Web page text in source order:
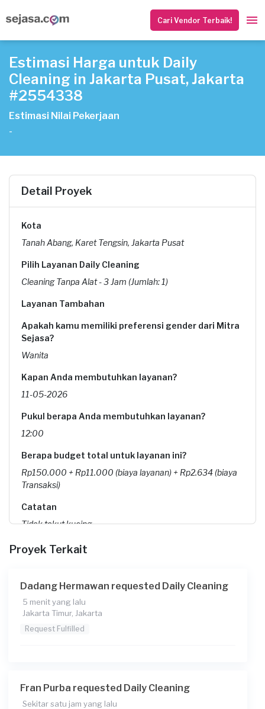
Cari Vendor Terbaik!
Estimasi Harga untuk Daily
Cleaning in Jakarta Pusat, Jakarta
#2554338
Estimasi Nilai Pekerjaan
-
Detail Proyek
Kota
Tanah Abang, Karet Tengsin, Jakarta Pusat
Pilih Layanan Daily Cleaning
Cleaning Tanpa Alat - 3 Jam (Jumlah: 1)
Layanan Tambahan
Apakah kamu memiliki preferensi gender dari Mitra
Sejasa?
Wanita
Kapan Anda membutuhkan layanan?
11-05-2026
Pukul berapa Anda membutuhkan layanan?
12:00
Berapa budget total untuk layanan ini?
Rp150.000 + Rp11.000 (biaya layanan) + Rp2.634 (biaya
Transaksi)
Catatan
Tidak takut kucing
Proyek Terkait
Dadang Hermawan requested Daily Cleaning
5 menit yang lalu
Jakarta Timur, Jakarta
Request Fulfilled
Fran Purba requested Daily Cleaning
Sekitar satu jam yang lalu